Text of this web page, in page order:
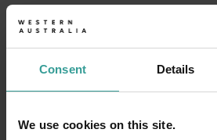
Consent Details
We use cookies on this site.
行程
<p>在穿越西澳大利亚迷人风景的史
旅行故事
无论您想领略标志性的旅游目的地、
开始规划